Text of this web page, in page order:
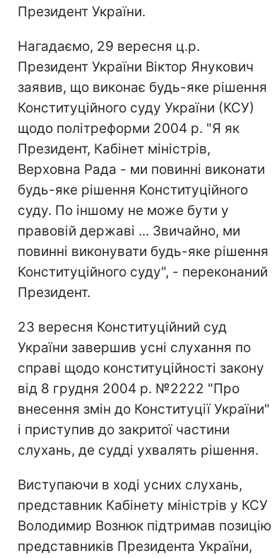
Президент України.
Нагадаємо, 29 вересня ц.р.
Президент України Віктор Янукович
заявив, що виконає будь-яке рішення
Конституційного суду України (КСУ)
щодо політреформи 2004 р. "Я як
Президент, Кабінет міністрів,
Верховна Рада - ми повинні виконати
будь-яке рішення Конституційного
суду. По іншому не може бути у
правовій державі ... Звичайно, ми
повинні виконувати будь-яке рішення
Конституційного суду", - переконаний
Президент.
23 вересня Конституційний суд
України завершив усні слухання по
справі щодо конституційності закону
від 8 грудня 2004 р. №2222 "Про
внесення змін до Конституції України"
і приступив до закритої частини
слухань, де судді ухвалять рішення.
Виступаючи в ході усних слухань,
представник Кабінету міністрів у КСУ
Володимир Вознюк підтримав позицію
представників Президента України,